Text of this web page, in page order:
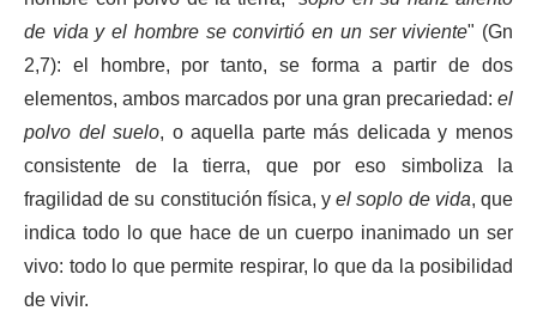
de vida y el hombre se convirtió en un ser viviente" (Gn
2,7): el hombre, por tanto, se forma a partir de dos
elementos, ambos marcados por una gran precariedad:el
polvo del suelo, o aquella parte más delicada y menos
consistente de la tierra, que por eso simboliza la
fragilidad de su constitución física, yel soplo de vida, que
indica todo lo que hace de un cuerpo inanimado un ser
vivo: todo lo que permite respirar, lo que da la posibilidad
de vivir.